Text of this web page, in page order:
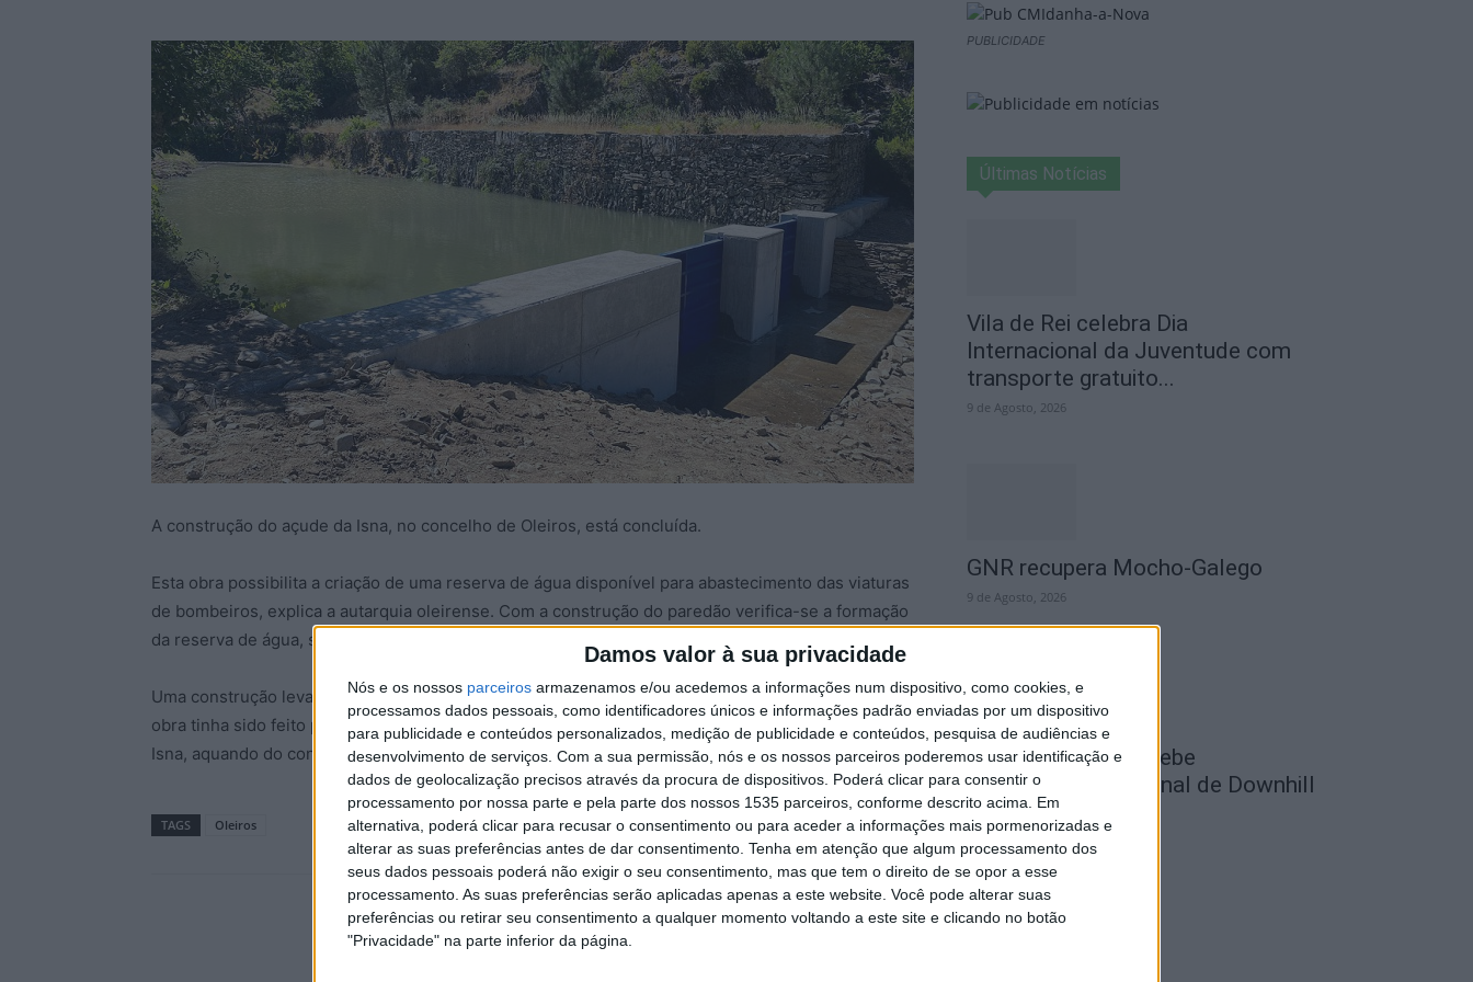
Damos valor à sua privacidade
Nós e os nossos parceiros armazenamos e/ou acedemos a informações num dispositivo, como cookies, e
processamos dados pessoais, como identificadores únicos e informações padrão enviadas por um dispositivo
para publicidade e conteúdos personalizados, medição de publicidade e conteúdos, pesquisa de audiências e
desenvolvimento de serviços. Com a sua permissão, nós e os nossos parceiros poderemos usar identificação e
dados de geolocalização precisos através da procura de dispositivos. Poderá clicar para consentir o
processamento por nossa parte e pela parte dos nossos 1535 parceiros, conforme descrito acima. Em
alternativa, poderá clicar para recusar o consentimento ou para aceder a informações mais pormenorizadas e
alterar as suas preferências antes de dar consentimento. Tenha em atenção que algum processamento dos
seus dados pessoais poderá não exigir o seu consentimento, mas que tem o direito de se opor a esse
processamento. As suas preferências serão aplicadas apenas a este website. Você pode alterar suas
preferências ou retirar seu consentimento a qualquer momento voltando a este site e clicando no botão
"Privacidade" na parte inferior da página.
A construção do açude da Isna, no concelho de Oleiros, está concluída.
Esta obra possibilita a criação de uma reserva de água disponível para abastecimento das viaturas
de bombeiros, explica a autarquia oleirense. Com a construção do paredão verifica-se a formação
da reserva de água, sustentada com comportas que serão abertas durante os meses de inverno.
Uma construção levada a cabo pelo Município de Oleiros, o anúncio para o desenvolvimento desta
obra tinha sido feito publicamente pelo presidente da Câmara Municipal em setembro de 2022, na
Isna, aquando do concerto integrado na iniciativa “Fados no Largo”.
TAGS Oleiros
PUBLICIDADE
Últimas Notícias
Vila de Rei celebra Dia
Internacional da Juventude com
transporte gratuito...
9 de Agosto, 2026
GNR recupera Mocho-Galego
9 de Agosto, 2026
Castelo Branco recebe
Campeonato Nacional de Downhill
Urbano 2026
8 de Agosto, 2026